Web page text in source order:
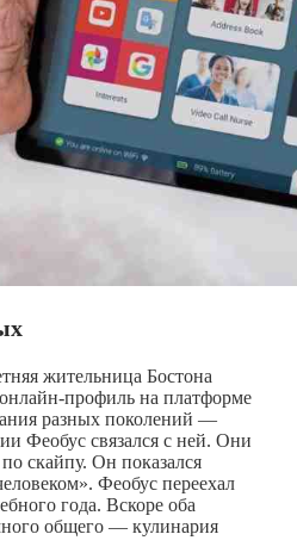
жительница Бостона
профиль на платформе
разных поколений —
Феобус связался с ней. Они
скайпу. Он показался
Феобус переехал
года. Вскоре оба
общего — кулинария